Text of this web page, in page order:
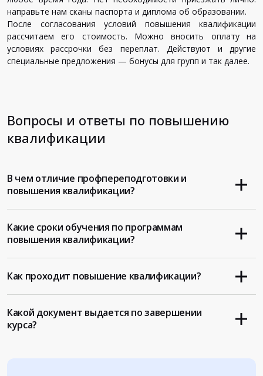
направьте нам сканы паспорта и диплома об образовании.
После согласования условий повышения квалификации
рассчитаем его стоимость. Можно вносить оплату на
условиях рассрочки без переплат. Действуют и другие
специальные предложения — бонусы для групп и так далее.
Вопросы и ответы по повышению
квалификации
В чем отличие профпереподготовки и
повышения квалификации?
Какие сроки обучения по программам
повышения квалификации?
Как проходит повышение квалификации?
Какой документ выдается по завершении
курса?